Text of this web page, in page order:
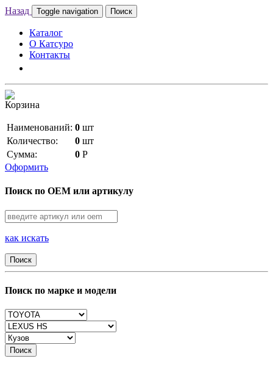
Назад Toggle navigation Поиск
Каталог
О Катсуро
Контакты
Корзина
Наименований: 0 шт
Количество:
0 шт
Сумма:
0 Р
Оформить
Поиск по OEM или артикулу
как искать
Поиск
Поиск по марке и модели
Поиск